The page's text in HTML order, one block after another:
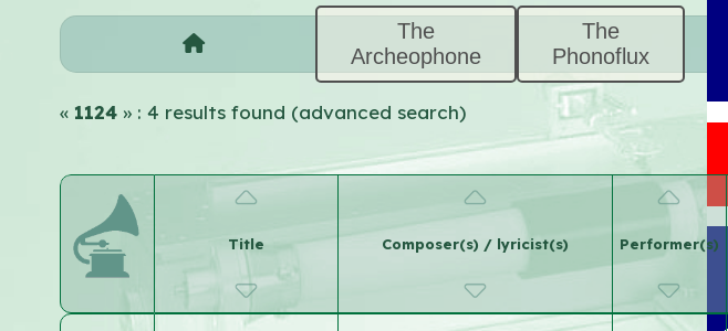
The
Archeophone
The
Phonoflux
«1124 » : 4 results found (advanced search)
Title Composer(s) / lyricist(s) Performer(s)